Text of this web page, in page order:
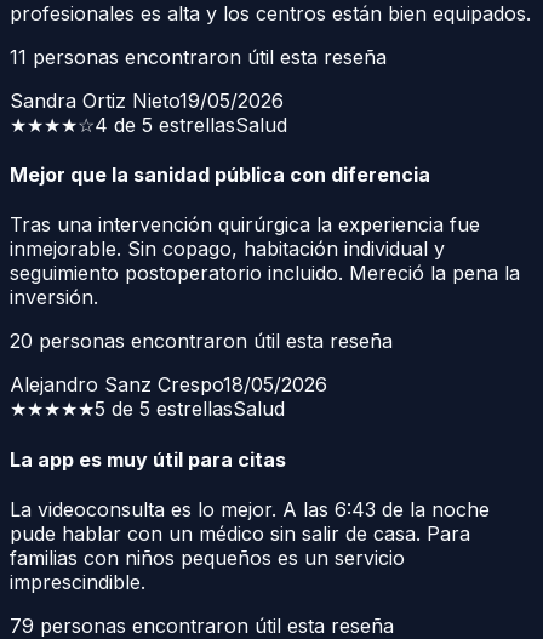
profesionales es alta y los centros están bien equipados.
11 personas encontraron útil esta reseña
Sandra Ortiz Nieto19/05/2026
★★★★☆4 de 5 estrellasSalud
Mejor que la sanidad pública con diferencia
Tras una intervención quirúrgica la experiencia fue
inmejorable. Sin copago, habitación individual y
seguimiento postoperatorio incluido. Mereció la pena la
inversión.
20 personas encontraron útil esta reseña
Alejandro Sanz Crespo18/05/2026
★★★★★5 de 5 estrellasSalud
La app es muy útil para citas
La videoconsulta es lo mejor. A las 6:43 de la noche
pude hablar con un médico sin salir de casa. Para
familias con niños pequeños es un servicio
imprescindible.
79 personas encontraron útil esta reseña